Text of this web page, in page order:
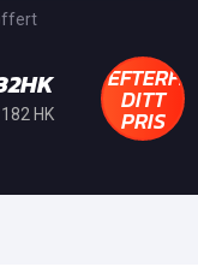
HK DITT
PRIS